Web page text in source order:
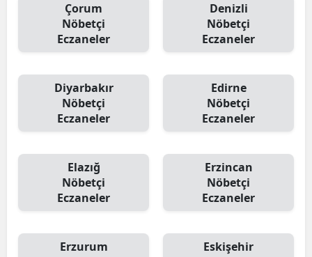
Çorum
Nöbetçi
Eczaneler
Denizli
Nöbetçi
Eczaneler
Diyarbakır
Nöbetçi
Eczaneler
Edirne
Nöbetçi
Eczaneler
Elazığ
Nöbetçi
Eczaneler
Erzincan
Nöbetçi
Eczaneler
Erzurum
Eskişehir